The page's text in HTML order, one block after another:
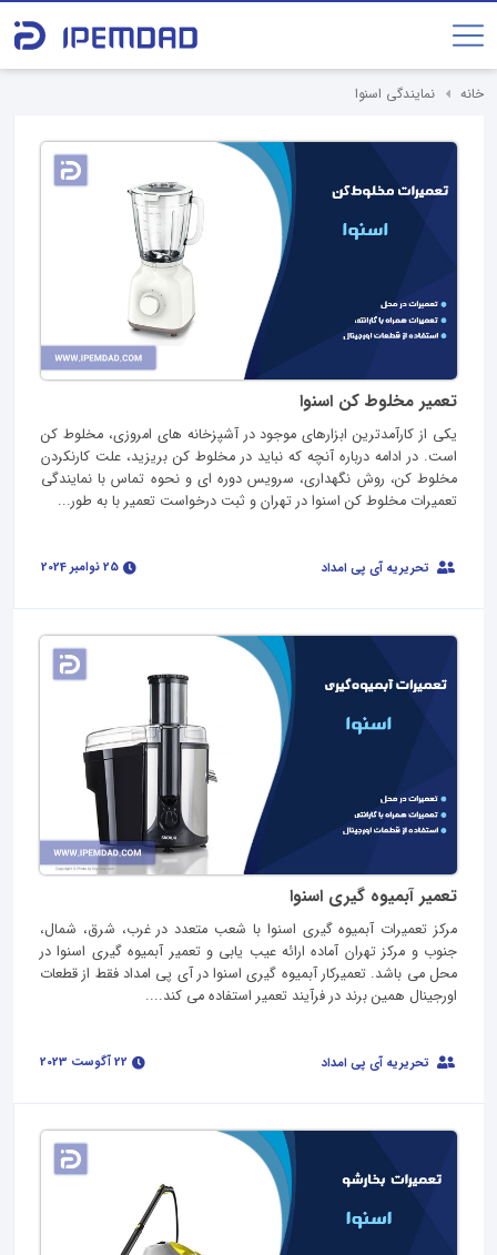
خانه نمایندگی اسنوا
تعمیر مخلوط کن اسنوا
یکی از کارآمدترین ابزارهای موجود در آشپزخانه های امروزی، مخلوط کن
است. در ادامه درباره آنچه که نباید در مخلوط کن بریزید، علت کارنکردن
مخلوط کن، روش نگهداری، سرویس دوره ای و نحوه تماس با نمایندگی
تعمیرات مخلوط کن اسنوا در تهران و ثبت درخواست تعمیر با به طور...
تحریریه آی پی امداد
تعمیر آبمیوه گیری اسنوا
مرکز تعمیرات آبمیوه گیری اسنوا با شعب متعدد در غرب، شرق، شمال،
جنوب و مرکز تهران آماده ارائه عیب یابی و تعمیر آبمیوه گیری اسنوا در
محل می باشد. تعمیرکار آبمیوه گیری اسنوا در آی پی امداد فقط از قطعات
اورجینال همین برند در فرآیند تعمیر استفاده می کند....
تحریریه آی پی امداد